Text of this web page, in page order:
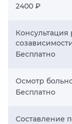
2400 ₽
Бесплатно
Осмотр
Бесплатно
Составление